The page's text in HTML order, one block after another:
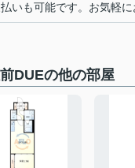
いも可能です。お気軽
DUEの他の部屋